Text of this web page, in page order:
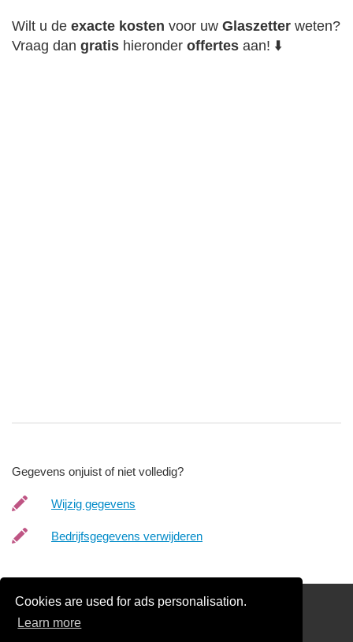
Cookies are used for ads personalisation.
Learn more
Wilt u de exacte kosten voor uw Glaszetter weten?
Vraag dan gratis hieronder offertes aan! ⬇️
Gegevens onjuist of niet volledig?
Wijzig gegevens
Bedrijfsgegevens verwijderen
links
Glas Offertes vergelijken